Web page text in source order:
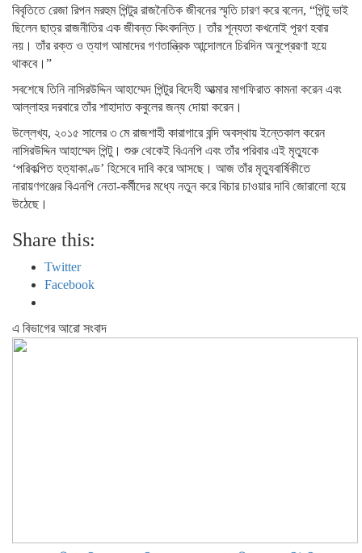
বিবৃতিতে রেজা রিপন মরহুম পিন্টুর রাজনৈতিক জীবনের স্মৃতি চারণ করে বলেন, “পিন্টু ভাই
ছিলেন ছাত্র রাজনীতির এক জীবন্ত কিংবদন্তি। তাঁর শূন্যতা কখনোই পূরণ হবার
নয়। তাঁর রক্ত ও ত্যাগ আমাদের গণতান্ত্রিক আন্দোলনে চিরদিন অনুপ্রেরণা হয়ে
থাকবে।”
সবশেষে তিনি নাসিরউদ্দিন আহাম্মেদ পিন্টুর বিদেহী আত্মার মাগফিরাত কামনা করেন এবং
আল্লাহর দরবারে তাঁর শাহাদাত কবুলের জন্য দোয়া করেন।
উল্লেখ্য, ২০১৫ সালের ৩ মে রাজশাহী কারাগারে বন্দি অবস্থায় ইন্তেকাল করেন
নাসিরউদ্দিন আহাম্মেদ পিন্টু। শুরু থেকেই বিএনপি এবং তাঁর পরিবার এই মৃত্যুকে
‘পরিকল্পিত হত্যাকাণ্ড’ হিসেবে দাবি করে আসছে। আজ তাঁর মৃত্যুবার্ষিকীতে
নারায়ণগঞ্জের বিএনপি নেতা-কর্মীদের মধ্যে নতুন করে বিচার চাওয়ার দাবি জোরালো হয়ে
উঠেছে।
Share this:
Twitter
Facebook
এ বিভাগের আরো সংবাদ